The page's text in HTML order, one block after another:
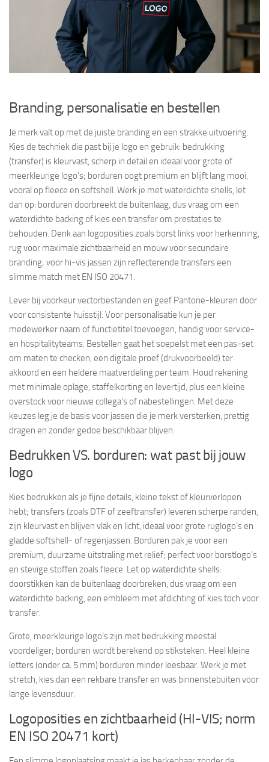
Branding, personalisatie en bestellen
Je merk valt op met de juiste branding en een strakke uitvoering.
Kies de techniek die past bij je logo en gebruik: bedrukking
(transfer) is kleurvast, scherp in detail en ideaal voor grote of
meerkleurige logo’s; borduren oogt premium en blijft lang mooi,
vooral op fleece en softshell. Werk je met waterdichte shells, let
dan op: borduren doorbreekt de buitenlaag, dus vraag om een
waterdichte backing of kies een transfer om prestaties te
behouden. Denk aan logoposities zoals borst links voor herkenning,
rug voor maximale zichtbaarheid en mouw voor secundaire
branding; voor hi-vis jassen zijn reflecterende transfers een
slimme match met EN ISO 20471.
Lever bij voorkeur vectorbestanden en geef Pantone-kleuren door
voor consistente huisstijl. Voor personalisatie kun je per
medewerker naam of functietitel toevoegen, handig voor service-
en hospitalityteams. Bestellen gaat het soepelst met een pas-set
om maten te checken, een digitale proef (drukvoorbeeld) ter
akkoord en een heldere maatverdeling per team. Houd rekening
met minimale oplage, staffelkorting en levertijd, plus een kleine
overstock voor nieuwe collega’s of nabestellingen. Met deze
keuzes leg je de basis voor jassen die je merk versterken, prettig
dragen en zonder gedoe beschikbaar blijven.
Bedrukken VS. borduren: wat past bij jouw
logo
Kies bedrukken als je fijne details, kleine tekst of kleurverlopen
hebt; transfers (zoals DTF of zeeftransfer) leveren scherpe randen,
zijn kleurvast en blijven vlak en licht, ideaal voor grote ruglogo’s en
gladde softshell- of regenjassen. Borduren pak je voor een
premium, duurzame uitstraling met reliëf; perfect voor borstlogo’s
en stevige stoffen zoals fleece. Let op waterdichte shells:
doorstikken kan de buitenlaag doorbreken, dus vraag om een
waterdichte backing, een embleem met afdichting of kies toch voor
transfer.
Grote, meerkleurige logo’s zijn met bedrukking meestal
voordeliger; borduren wordt berekend op stiksteken. Heel kleine
letters (onder ca. 5 mm) borduren minder leesbaar. Werk je met
stretch, kies dan een rekbare transfer en was binnenstebuiten voor
lange levensduur.
Logoposities en zichtbaarheid (HI-VIS; norm
EN ISO 20471 kort)